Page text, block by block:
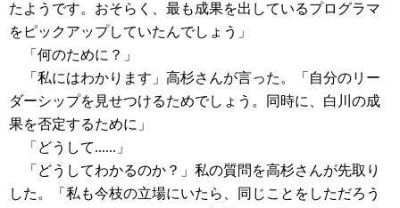
たようです。おそらく、最も成果を出しているプログラマ
をピックアップしていたんでしょう」
「何のために？」
「私にはわかります」高杉さんが言った。「自分のリー
ダーシップを見せつけるためでしょう。同時に、白川の成
果を否定するために」
「どうして......」
「どうしてわかるのか？」私の質問を高杉さんが先取り
した。「私も今枝の立場にいたら、同じことをしただろう